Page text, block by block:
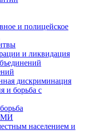
и полицейское
и ликвидация
дискриминация
и борьба с
населением и